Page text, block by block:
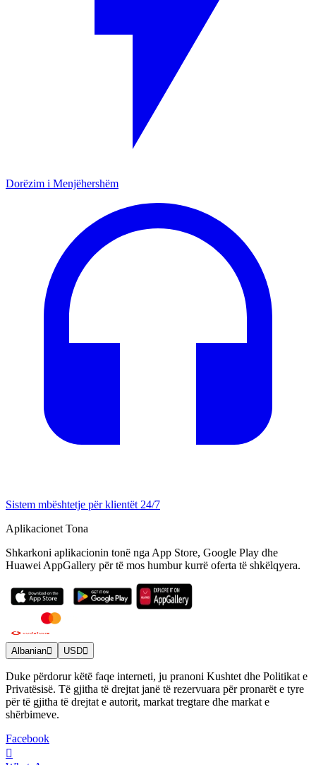
Dorëzim i Menjëhershëm
Sistem mbështetje për klientët 24/7
Aplikacionet Tona
Shkarkoni aplikacionin tonë nga App Store, Google Play dhe
Huawei AppGallery për të mos humbur kurrë oferta të shkëlqyera.
Albanian USD
Duke përdorur këtë faqe interneti, ju pranoni Kushtet dhe Politikat e
Privatësisë. Të gjitha të drejtat janë të rezervuara për pronarët e tyre
për të gjitha të drejtat e autorit, markat tregtare dhe markat e
shërbimeve.
Facebook